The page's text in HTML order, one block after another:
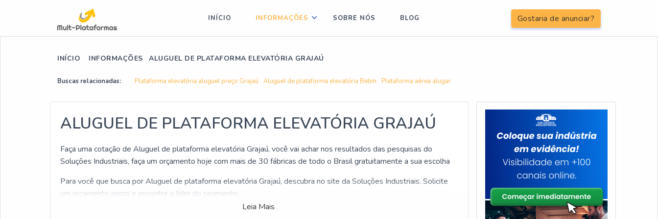
Gostaria de anunciar?
INÍCIO INFORMAÇÕES SOBRE NÓS BLOG
INÍCIO INFORMAÇÕES ALUGUEL DE PLATAFORMA ELEVATÓRIA GRAJAÚ
Buscas relacionadas: Plataforma elevatória aluguel preço Grajaú Aluguel de plataforma elevatória Betim Plataforma aérea alugar
ALUGUEL DE PLATAFORMA ELEVATÓRIA GRAJAÚ
Faça uma cotação de Aluguel de plataforma elevatória Grajaú, você vai achar nos resultados das pesquisas do
Soluções Industriais, faça um orçamento hoje com mais de 30 fábricas de todo o Brasil gratuitamente a sua escolha
Para você que busca por Aluguel de plataforma elevatória Grajaú, descubra no site da Soluções Industriais. Solicite
um orçamento agora e encontre a líder do segmento.
Leia Mais